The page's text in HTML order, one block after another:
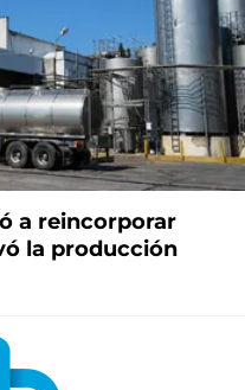
a reincorporar
la producción